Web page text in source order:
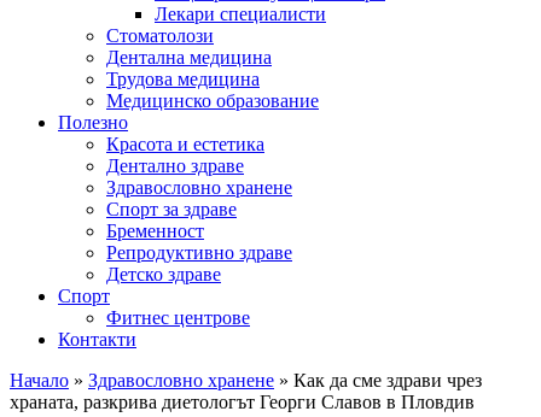
Лекари специалисти
Стоматолози
Дентална медицина
Трудова медицина
Медицинско образование
Полезно
Красота и естетика
Дентално здраве
Здравословно хранене
Спорт за здраве
Бременност
Репродуктивно здраве
Детско здраве
Спорт
Фитнес центрове
Контакти
Начало » Здравословно хранене » Как да сме здрави чрез
храната, разкрива диетологът Георги Славов в Пловдив